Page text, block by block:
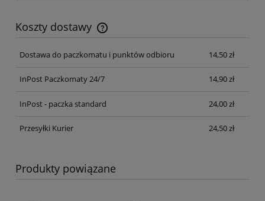
Koszty dostawy
Cena nie zawiera ewentualnych kosztów płatności
Dostawa do paczkomatu i punktów odbioru
14,50 zł
InPost Paczkomaty 24/7 14,90 zł
InPost - paczka standard 24,00 zł
Przesyłki Kurier 24,50 zł
Produkty powiązane